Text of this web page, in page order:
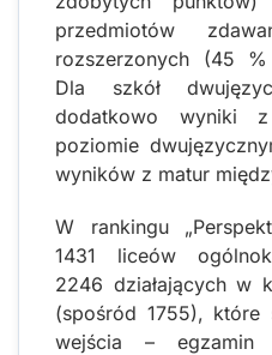
przedmiotów
rozszerzonych (45
Dla szkół
dodatkowo wyniki
poziomie
wyników z matur
W rankingu
1431 liceów
2246 działających w
(spośród 1755), które
wejścia – egzamin